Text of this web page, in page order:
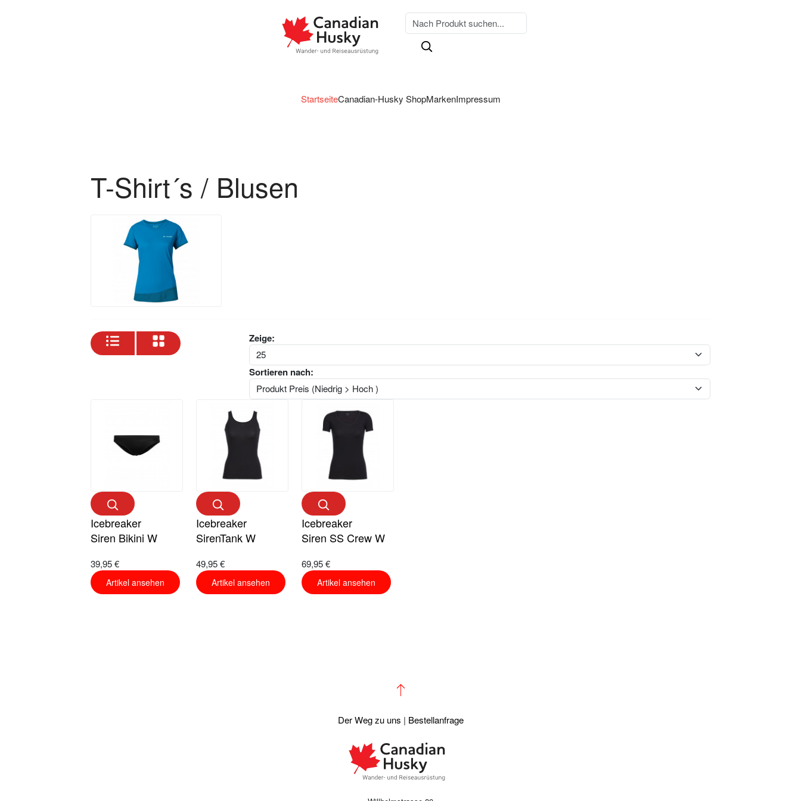
StartseiteCanadian-Husky ShopMarkenImpressum
T-Shirt´s / Blusen
Zeige:
Sortieren nach:
Icebreaker
Siren Bikini W
39,95 €
Artikel ansehen
Icebreaker
SirenTank W
49,95 €
Artikel ansehen
Icebreaker
Siren SS Crew W
69,95 €
Artikel ansehen
Der Weg zu uns | Bestellanfrage